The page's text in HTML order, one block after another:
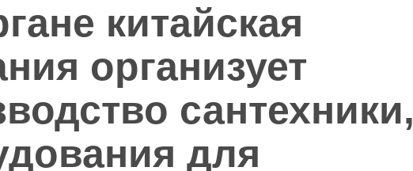
китайская
организует
сантехники,
для